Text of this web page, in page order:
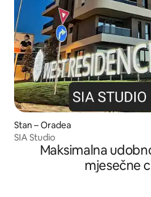
Stan – Oradea
SIA Studio
Maksimalna
mjesečne